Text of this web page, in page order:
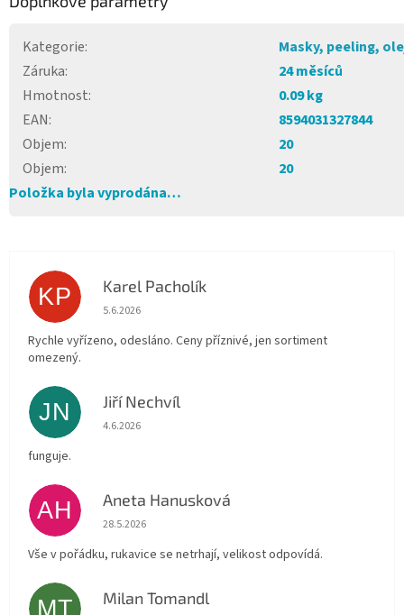
Kategorie:
Masky, peeling,
Záruka:
24 měsíců
Hmotnost:
0.09 kg
EAN:
8594031327844
Objem:
20
Objem:
20
Položka byla vyprodána…
KP Karel Pacholík
Hodnocení obchodu je 4 z 5 hvězdiček.
5.6.2026
Rychle vyřízeno, odesláno. Ceny příznivé, jen sortiment
omezený.
JN Jiří Nechvíl
Hodnocení obchodu je 5 z 5 hvězdiček.
4.6.2026
funguje.
AH Aneta Hanusková
Hodnocení obchodu je 5 z 5 hvězdiček.
28.5.2026
Vše v pořádku, rukavice se netrhají, velikost odpovídá.
MT Milan Tomandl